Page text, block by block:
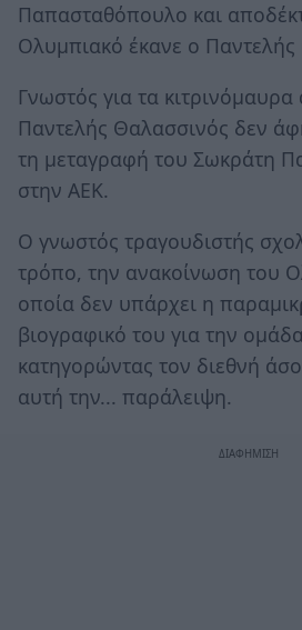
Παπασταθόπουλο και
Ολυμπιακό έκανε ο
Γνωστός για τα
Παντελής Θαλασσινός δεν
τη μεταγραφή του Σωκράτη
στην ΑΕΚ.
Ο γνωστός τραγουδιστής
τρόπο, την ανακοίνωση του
οποία δεν υπάρχει η
βιογραφικό του για την
κατηγορώντας τον διεθνή
αυτή την... παράλειψη.